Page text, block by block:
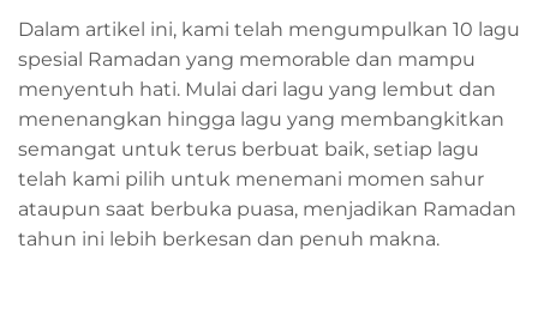
Dalam artikel ini, kami telah mengumpulkan 10 lagu
spesial Ramadan yang memorable dan mampu
menyentuh hati. Mulai dari lagu yang lembut dan
menenangkan hingga lagu yang membangkitkan
semangat untuk terus berbuat baik, setiap lagu
telah kami pilih untuk menemani momen sahur
ataupun saat berbuka puasa, menjadikan Ramadan
tahun ini lebih berkesan dan penuh makna.